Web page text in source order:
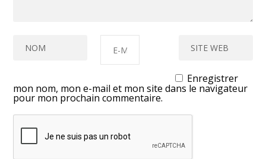
Enregistrer
mon nom, mon e-mail et mon site dans le navigateur
pour mon prochain commentaire.